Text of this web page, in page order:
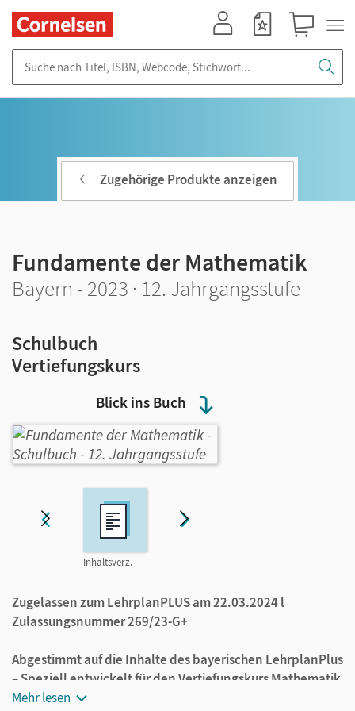
Blick ins Buch
Inhaltsverz.
Zugehörige Produkte anzeigen
Fundamente der Mathematik
Bayern - 2023 · 12. Jahrgangsstufe
Schulbuch
Vertiefungskurs
Zugelassen zum LehrplanPLUS am 22.03.2024 l
Zulassungsnummer 269/23-G+
Abgestimmt auf die Inhalte des bayerischen LehrplanPlus
–Speziell entwickelt für den Vertiefungskurs Mathematik
in der Jahrgangsstufe 12
Mehr lesen